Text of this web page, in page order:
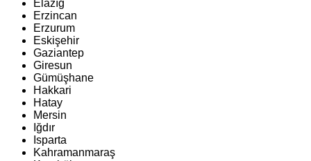
Elazığ
Erzincan
Erzurum
Eskişehir
Gaziantep
Giresun
Gümüşhane
Hakkari
Hatay
Mersin
Iğdır
Isparta
Kahramanmaraş